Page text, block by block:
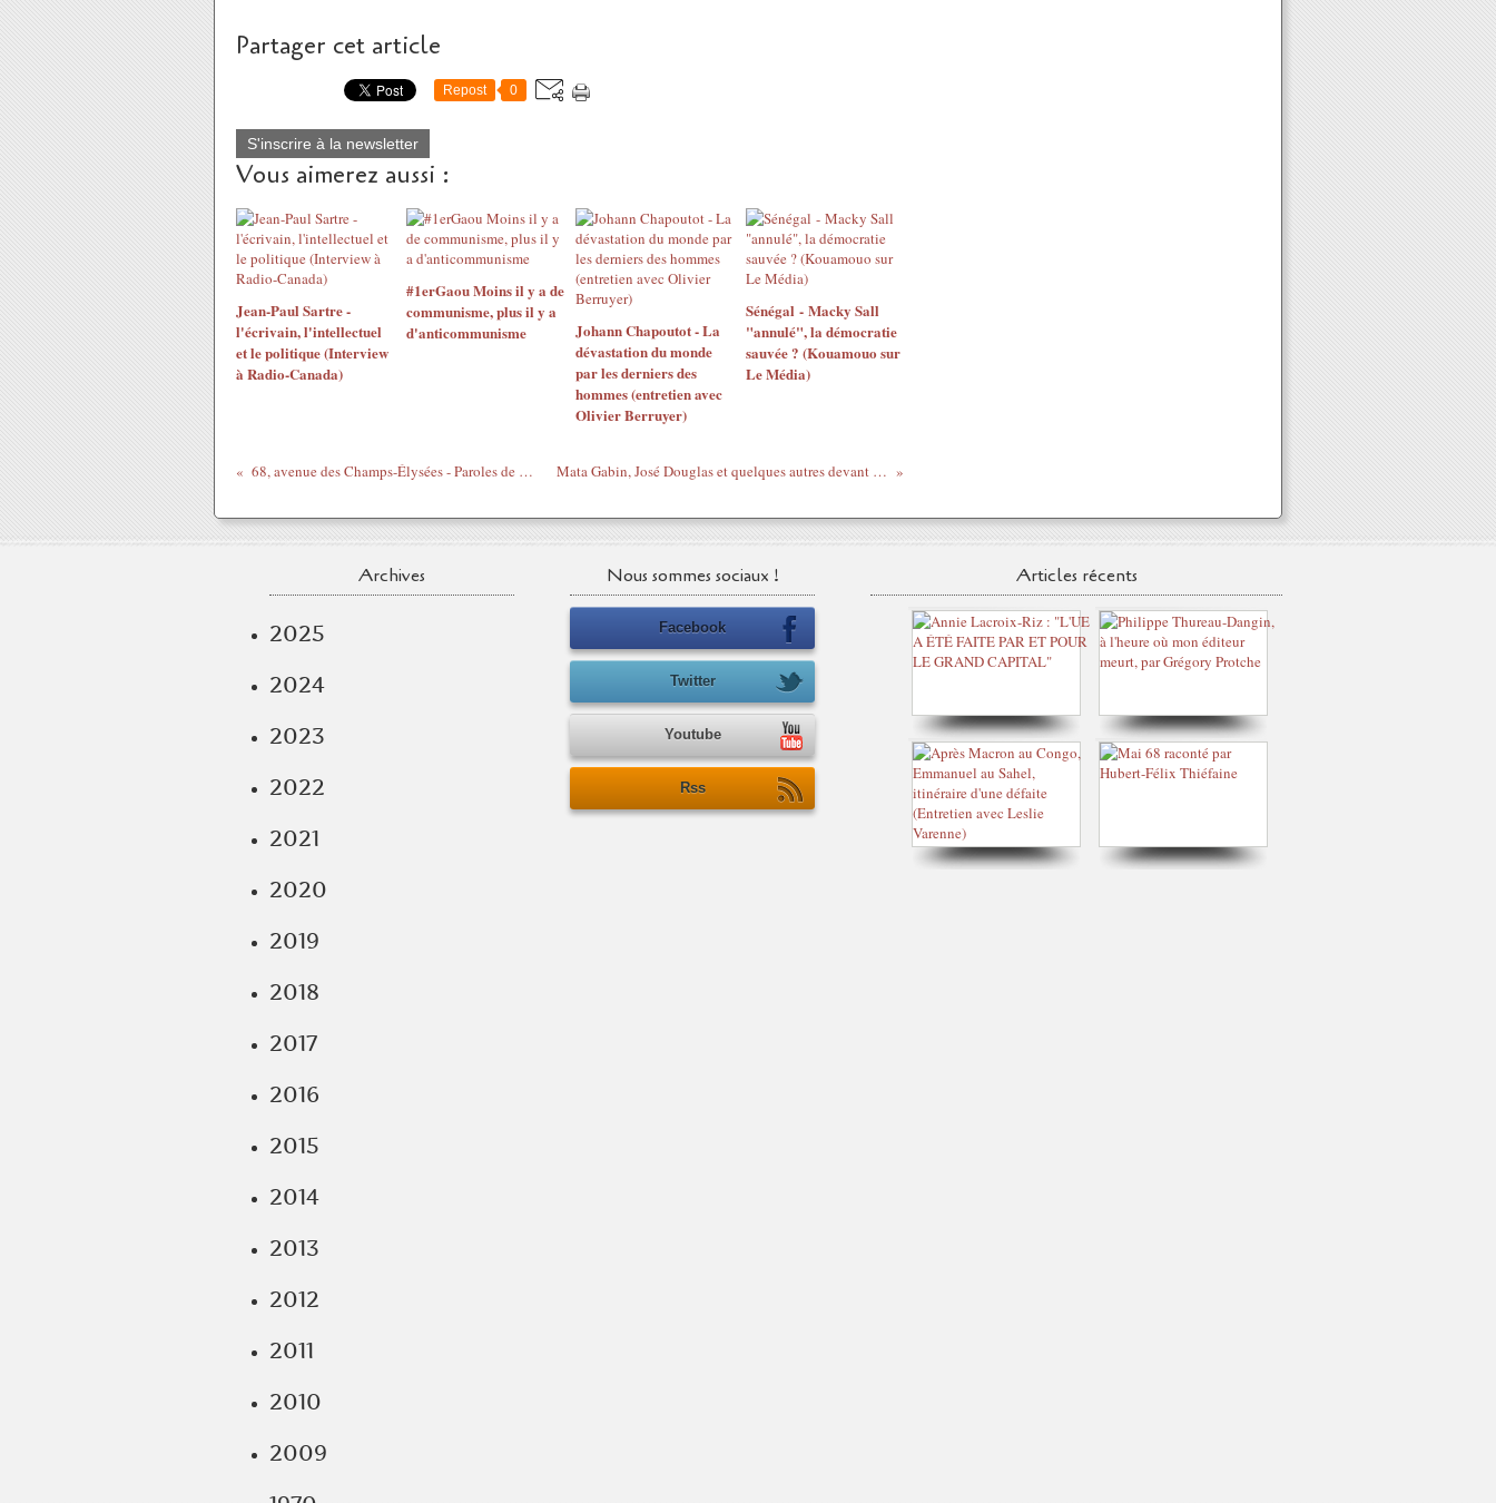
Partager cet article
Repost 0
S'inscrire à la newsletter
Vous aimerez aussi :
Jean-Paul Sartre -
l'écrivain, l'intellectuel
et le politique (Interview
à Radio-Canada)
#1erGaou Moins il y a de
communisme, plus il y a
d'anticommunisme
Johann Chapoutot - La
dévastation du monde
par les derniers des
hommes (entretien avec
Olivier Berruyer)
Sénégal - Macky Sall
"annulé", la démocratie
sauvée ? (Kouamouo sur
Le Média)
68, avenue des Champs-Élysées - Paroles de manifestants devant chez Guerlain - Part I Mata Gabin, José Douglas et quelques autres devant le magasin Guerlain... Paroles de manifestants
Archives
2025
2024
2023
2022
2021
2020
2019
2018
2017
2016
2015
2014
2013
2012
2011
2010
2009
Nous sommes sociaux !
Facebook
Twitter
Youtube
Rss
Articles récents